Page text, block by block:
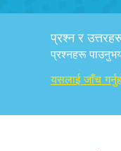
प्रश्न र
प्रश्नहरू
यसलाई जाँच